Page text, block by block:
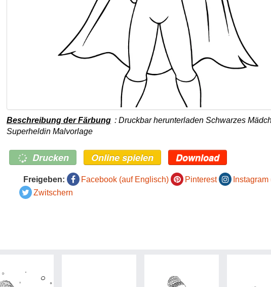
Beschreibung der Färbung : Druckbar herunterladen Schwarzes
Superheldin Malvorlage
Drucken Online spielen Download
Freigeben: Facebook (auf Englisch) Pinterest
Zwitschern